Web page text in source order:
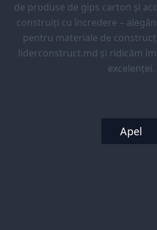
de produse de gips carton și
construiți cu încredere –
pentru materiale de
liderconstruct.md și ridicăm
excelenței.
Apel